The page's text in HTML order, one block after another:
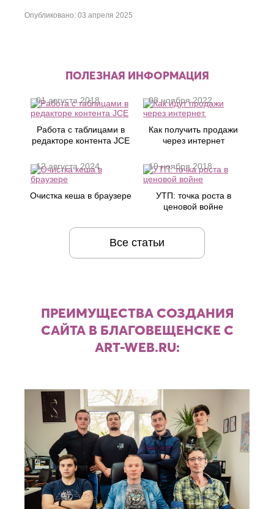
Опубликовано: 03 апреля 2025
ПОЛЕЗНАЯ ИНФОРМАЦИЯ
Работа с таблицами в
редакторе контента JCE
01 августа 2018
Как получить продажи
через интернет
08 ноября 2022
Очистка кеша в браузере
12 августа 2024
УТП: точка роста в
ценовой войне
19 ноября 2018
Все статьи
ПРЕИМУЩЕСТВА СОЗДАНИЯ
САЙТА В БЛАГОВЕЩЕНСКЕ С
ART-WEB.RU: